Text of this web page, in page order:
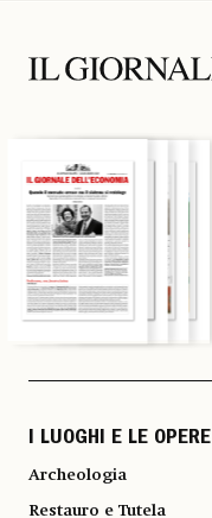
I LUOGHI E LE OPERE
Archeologia
Restauro e Tutela